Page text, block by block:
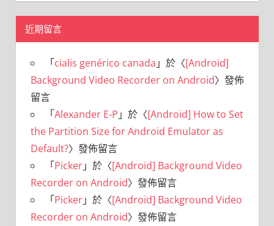
近期留言
「cialis genérico canada 」於〈[Android]
Background Video Recorder on Android〉發佈
留言
「Alexander E-P 」於〈[Android] How to Set
the Partition Size for Android Emulator as
Default?〉發佈留言
「Picker」於〈[Android] Background Video
Recorder on Android〉發佈留言
「Picker」於〈[Android] Background Video
Recorder on Android〉發佈留言